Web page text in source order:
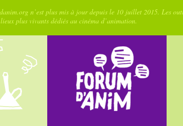
n’est plus mis à jour depuis le 10 juillet 2015. Les
plus vivants dédiés au cinéma d’animation.